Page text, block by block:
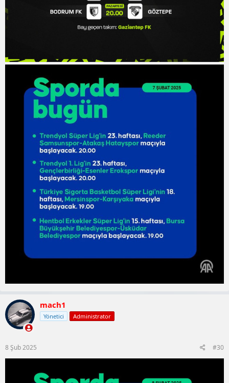
mach1
Yönetici Administrator
8 Şub 2025 #30